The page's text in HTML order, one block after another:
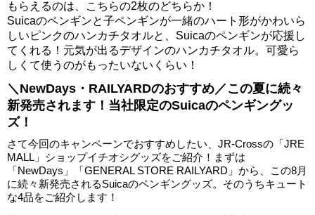
もらえるのは、こちらの2枚のどちらか！
Suicaのペンギンと子ペンギンが一緒のハート形がかわいら
しいピンクのハンカチタオルと、Suicaのペンギンが応援し
てくれる！元気が出るデザインのハンカチタオル。可愛ら
しくて使うのがもったいないくらい！
＼NewDays・RAILYARDのおすすめ／この夏に続々
新発売されます！当社限定のSuicaのペンギングッ
ズ！
さて今回のキャンペーンでおすすめしたい、JR-Crossの「JRE
MALL」ショップイチオシグッズをご紹介！まずは
「NewDays」「GENERAL STORE RAILYARD」から、この8月
に続々新発売されるSuicaのペンギングッズ。そのうちキュート
な4品をご紹介します！